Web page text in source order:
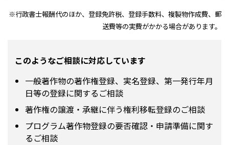
※行政書士報酬代のほか、登録免許税、登録手数料、複製物作成費、郵
送費等の実費がかかる場合があります。
このようなご相談に対応しています
一般著作物の著作権登録、実名登録、第一発行年月
日等の登録に関するご相談
著作権の譲渡・承継に伴う権利移転登録のご相談
プログラム著作物登録の要否確認・申請準備に関す
るご相談